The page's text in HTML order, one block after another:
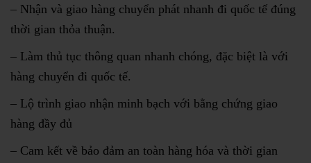
– Nhận và giao hàng chuyển phát nhanh đi quốc tế đúng
thời gian thỏa thuận.
– Làm thủ tục thông quan nhanh chóng, đặc biệt là với
hàng chuyển đi quốc tế.
– Lộ trình giao nhận minh bạch với bằng chứng giao
hàng đầy đủ
– Cam kết về bảo đảm an toàn hàng hóa và thời gian